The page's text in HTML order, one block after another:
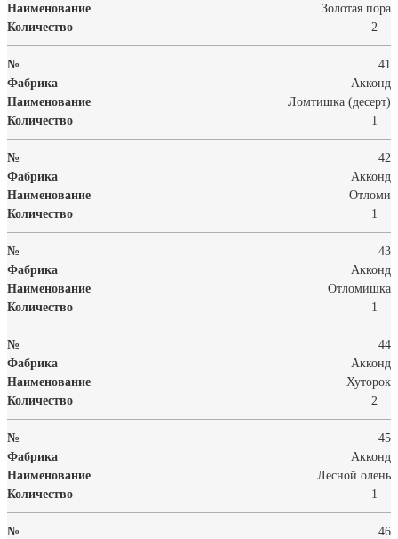
Золотая пора
2
41
Акконд
Ломтишка (десерт)
1
42
Акконд
Отломи
1
43
Акконд
Отломишка
1
44
Акконд
Хуторок
2
45
Акконд
Лесной олень
1
46